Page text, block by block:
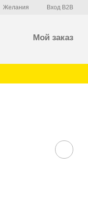
Желания Вход B2B
Мой заказ